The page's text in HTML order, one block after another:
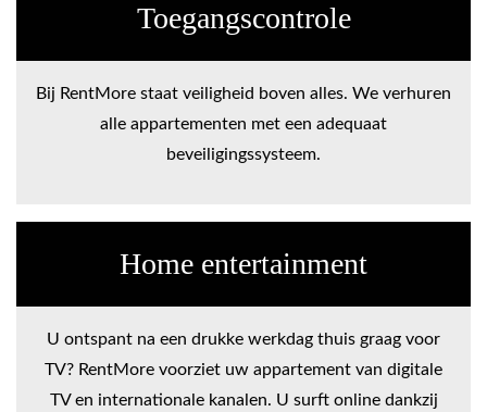
Toegangscontrole
Bij RentMore staat veiligheid boven alles. We verhuren
alle appartementen met een adequaat
beveiligingssysteem.
Home entertainment
U ontspant na een drukke werkdag thuis graag voor
TV? RentMore voorziet uw appartement van digitale
TV en internationale kanalen. U surft online dankzij